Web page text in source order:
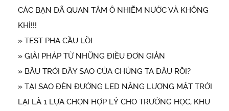
CÁC BẠN ĐÃ QUAN TÂM Ô NHIỄM NƯỚC VÀ KHÔNG
KHÍ!!!
» TEST PHA CẦU LỒI
» GIẢI PHÁP TỪ NHỮNG ĐIỀU ĐƠN GIẢN
» BẦU TRỜI ĐẦY SAO CỦA CHÚNG TA ĐÂU RỒI?
» TẠI SAO ĐÈN ĐƯỜNG LED NĂNG LƯỢNG MẶT TRỜI
LẠI LÀ 1 LỰA CHỌN HỢP LÝ CHO TRƯỜNG HỌC, KHU